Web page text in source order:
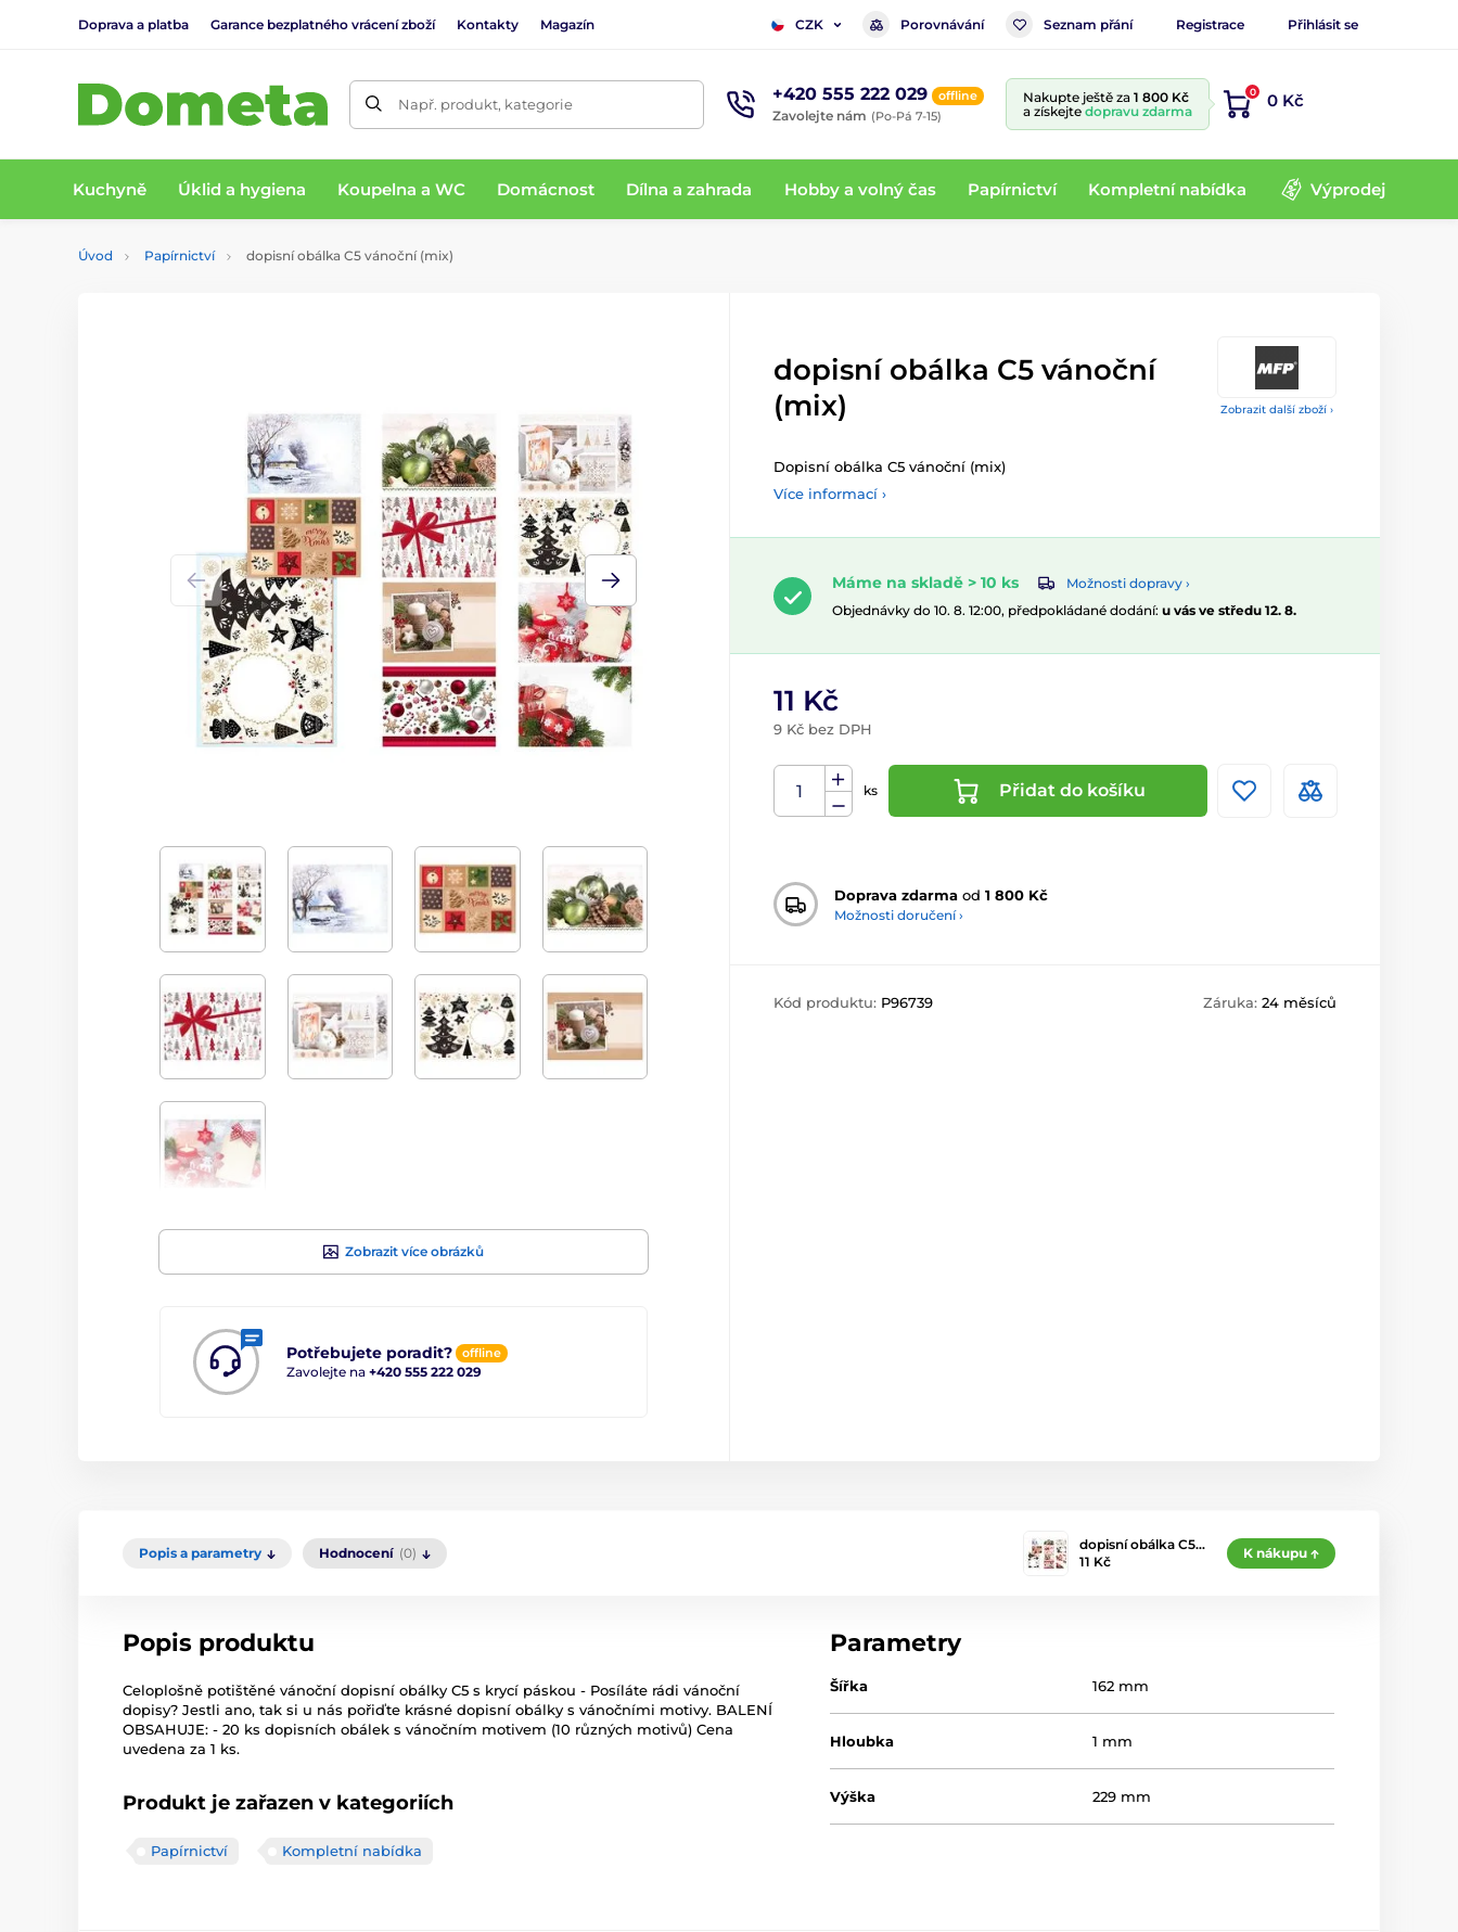
Doprava a platba Garance bezplatného vrácení zboží Kontakty Magazín CZK Porovnávání Seznam přání Registrace Přihlásit se
Např. produkt, kategorie +420 555 222 029 offline
Zavolejte nám (Po-Pá 7-15)
Nakupte ještě za 1 800 Kč
a získejte dopravu zdarma
0 0 Kč
Kuchyně Úklid a hygiena Koupelna a WC Domácnost Dílna a zahrada Hobby a volný čas Papírnictví Kompletní nabídka Výprodej
Úvod Papírnictví dopisní obálka C5 vánoční (mix)
Zobrazit další zboží ›
Zobrazit více obrázků
Potřebujete poradit? offline
Zavolejte na +420 555 222 029
dopisní obálka C5 vánoční
(mix)
Dopisní obálka C5 vánoční (mix)
Více informací ›
Máme na skladě > 10 ks
Možnosti dopravy ›
Objednávky do 10. 8. 12:00, předpokládané dodání: u vás ve středu 12. 8.
11 Kč
9 Kč bez DPH
ks Přidat do košíku
Doprava zdarma od 1 800 Kč
Možnosti doručení ›
Kód produktu: P96739 Záruka: 24 měsíců
Popis a parametry Hodnocení (0)
dopisní obálka C5…
11 Kč
K nákupu
Popis produktu
Celoplošně potištěné vánoční dopisní obálky C5 s krycí páskou - Posíláte rádi vánoční
dopisy? Jestli ano, tak si u nás pořiďte krásné dopisní obálky s vánočními motivy. BALENÍ
OBSAHUJE: - 20 ks dopisních obálek s vánočním motivem (10 různých motivů) Cena
uvedena za 1 ks.
Produkt je zařazen v kategoriích
Papírnictví Kompletní nabídka
Parametry
Šířka 162 mm
Hloubka 1 mm
Výška 229 mm